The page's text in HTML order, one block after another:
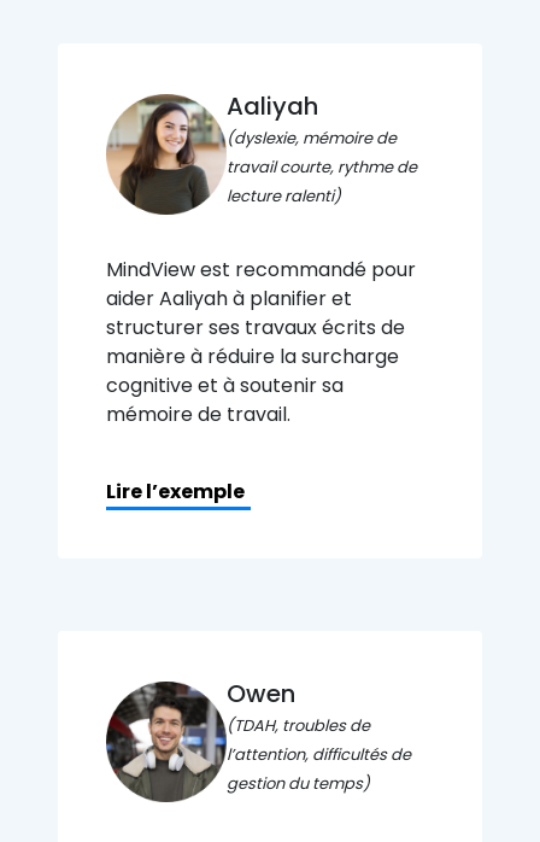
Aaliyah
(dyslexie, mémoire de
travail courte, rythme de
lecture ralenti)
MindView est recommandé pour
aider Aaliyah à planifier et
structurer ses travaux écrits de
manière à réduire la surcharge
cognitive et à soutenir sa
mémoire de travail.
Lire l’exemple
Owen
(TDAH, troubles de
l’attention, difficultés de
gestion du temps)